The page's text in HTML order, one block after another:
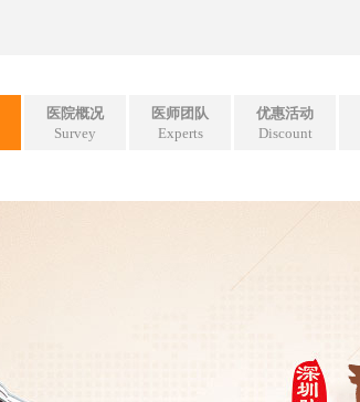
医院概况
Survey
医师团队
Experts
优惠活动
Discount